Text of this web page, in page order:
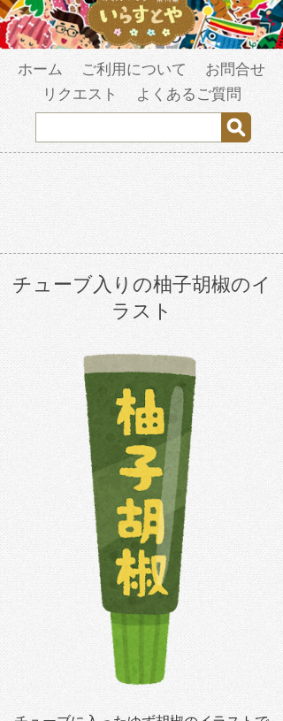
ホーム ご利用について
お問合せ
リクエスト
よくあるご質問
チューブ入りの柚子胡椒のイ
ラスト